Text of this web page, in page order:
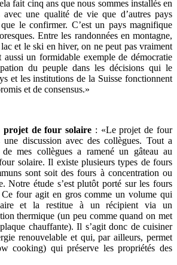
fait cinq ans que nous sommes installés en
avec une qualité de vie que d’autres pays
le confirmer. C’est un pays magnifique
Entre les randonnées en montagne,
et le ski en hiver, on ne peut pas vraiment
aussi un formidable exemple de démocratie
du peuple dans les décisions qui le
et les institutions de la Suisse fonctionnent
et de consensus.»
projet de four solaire : «Le projet de four
une discussion avec des collègues. Tout a
mes collègues a ramené un gâteau au
solaire. Il existe plusieurs types de fours
sont soit des fours à concentration ou
Notre étude s’est plutôt porté sur les fours
four agit en gros comme un volume qui
et la restitue à un récipient via un
thermique (un peu comme quand on met
chauffante). Il s’agit donc de cuisiner
renouvelable et qui, par ailleurs, permet
cooking) qui préserve les propriétés des